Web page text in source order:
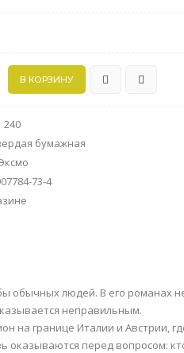
240
бумажная
73-4
обычных людей. В его романах
неправильным.
на границе Италии и Австрии,
оказываются перед вопросом: